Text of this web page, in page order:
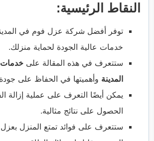
النقاط الرئيسية:
توفر أفضل شركة عزل فوم في
خدمات عالية الجودة لحماية منزلك.
ستتعرف في هذه المقالة على خدمات
المدينة وأهميتها في الحفاظ على جودة
يمكن أيضًا التعرف على عملية إزالة
الحصول على نتائج مثالية.
ستتعرف على فوائد تمتع المنزل